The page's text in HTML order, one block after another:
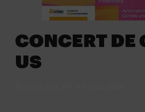
CONCERT DE
US